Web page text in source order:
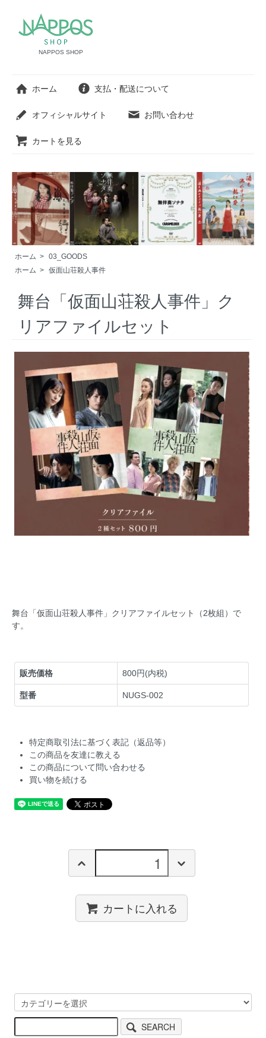
NAPPOS SHOP
ホーム 支払・配送について
オフィシャルサイト お問い合わせ
カートを見る
ホーム > 03_GOODS
ホーム > 仮面山荘殺人事件
舞台「仮面山荘殺人事件」ク
リアファイルセット
舞台「仮面山荘殺人事件」クリアファイルセット（2枚組）で
す。
販売価格 800円(内税)
型番 NUGS-002
特定商取引法に基づく表記（返品等）
この商品を友達に教える
この商品について問い合わせる
買い物を続ける
カートに入れる
SEARCH